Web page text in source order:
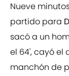
Nueve
partido para
sacó a un
el 64', cayó el
manchón de